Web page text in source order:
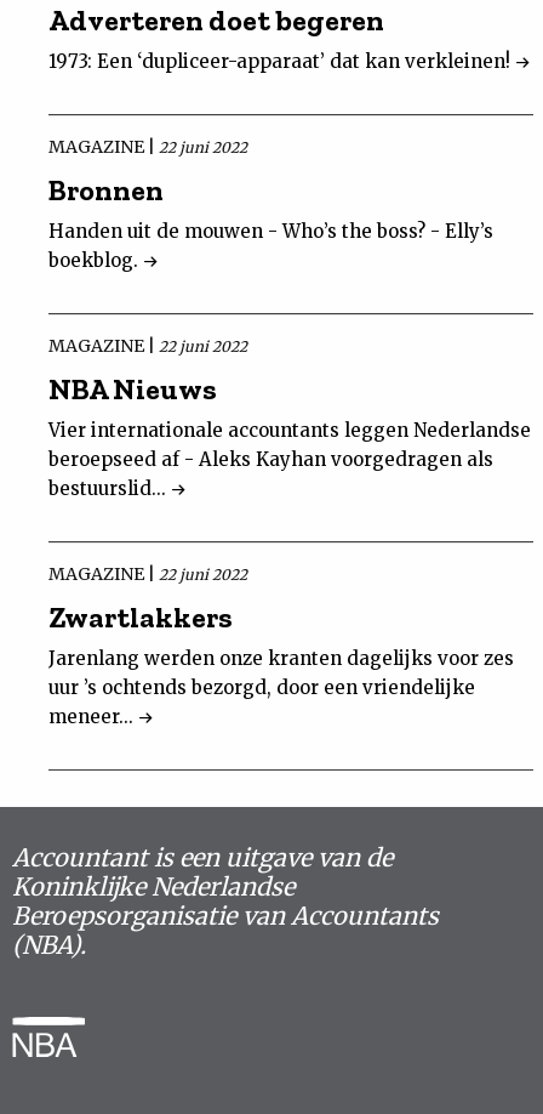
Adverteren doet begeren
1973: Een ‘dupliceer-apparaat’ dat kan verkleinen!
MAGAZINE | 22 juni 2022
Bronnen
Handen uit de mouwen - Who’s the boss? - Elly’s
boekblog.
MAGAZINE | 22 juni 2022
NBA Nieuws
Vier internationale accountants leggen Nederlandse
beroepseed af - Aleks Kayhan voorgedragen als
bestuurslid...
MAGAZINE | 22 juni 2022
Zwartlakkers
Jarenlang werden onze kranten dagelijks voor zes
uur ’s ochtends bezorgd, door een vriendelijke
meneer...
Accountant is een uitgave van de
Koninklijke Nederlandse
Beroepsorganisatie van Accountants
(NBA).